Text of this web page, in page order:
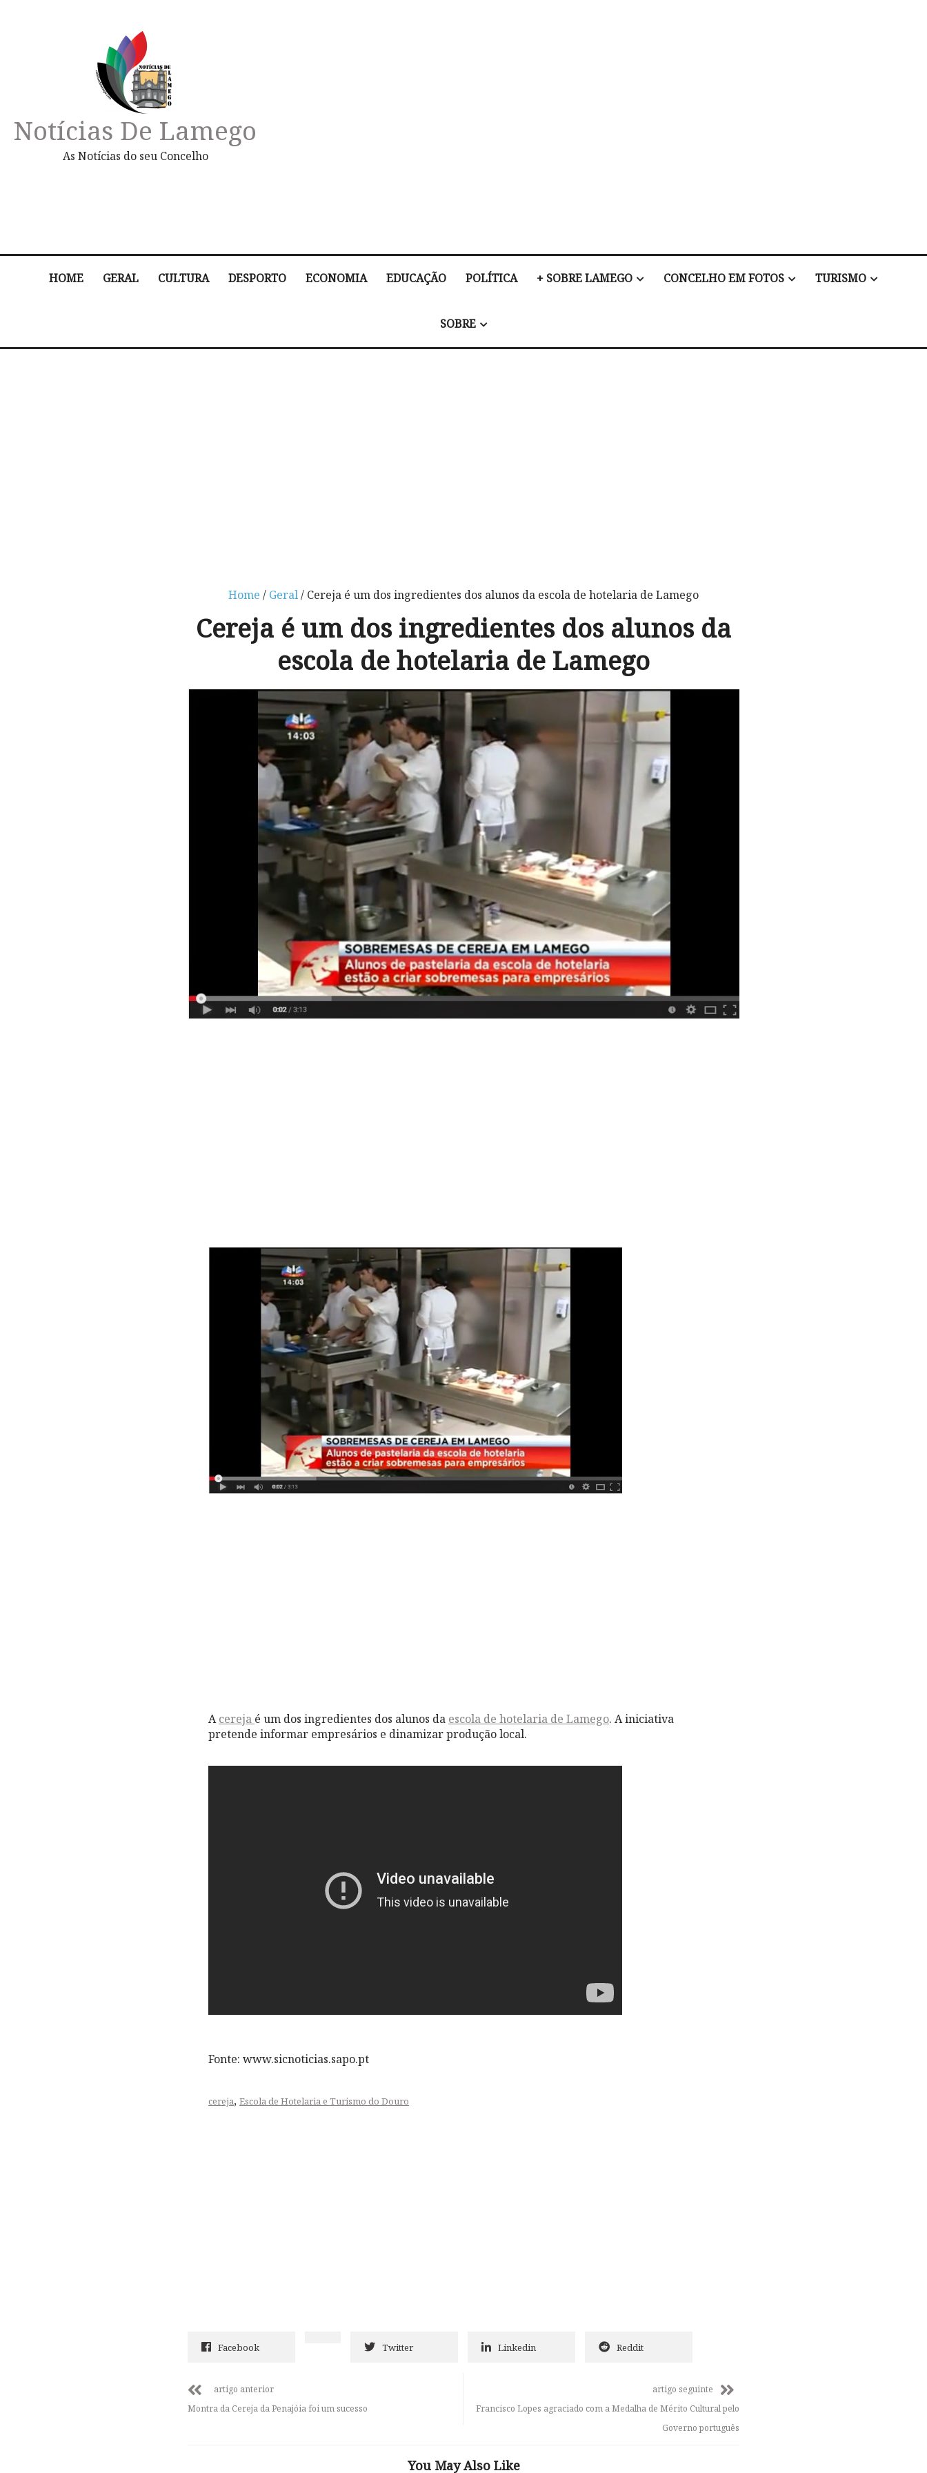
Notícias De Lamego
As Notícias do seu Concelho
HOME GERAL CULTURA DESPORTO ECONOMIA EDUCAÇÃO POLÍTICA + SOBRE LAMEGO CONCELHO EM FOTOS TURISMO
SOBRE
Home / Geral/ Cereja é um dos ingredientes dos alunos da escola de hotelaria de Lamego
Cereja é um dos ingredientes dos alunos da
escola de hotelaria de Lamego
Acereja é um dos ingredientes dos alunos da escola de hotelaria de Lamego. A iniciativa
pretende informar empresários e dinamizar produção local.
Fonte: www.sicnoticias.sapo.pt
cereja, Escola de Hotelaria e Turismo do Douro
Facebook Twitter Linkedin Reddit
artigo anterior
Montra da Cereja da Penajóia foi um sucesso
artigo seguinte
Francisco Lopes agraciado com a Medalha de Mérito Cultural pelo
Governo português
You May Also Like